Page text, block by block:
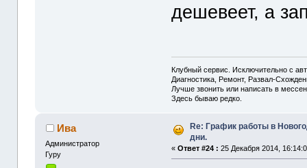
дешевеет, а
Клубный сервис. Исключительно с
Диагностика, Ремонт, Развал-
Лучше звонить или написать в
Здесь бываю редко.
Ива
Администрaтор
Гуру
Re: График работы в
дни.
«Ответ #24 : 25 Декабря 2014,